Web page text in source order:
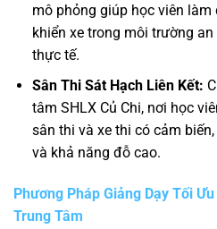
mô phỏng giúp học viên
khiển xe trong môi trường
thực tế.
Sân Thi Sát Hạch Liên Kết:
tâm SHLX Củ Chi, nơi học
sân thi và xe thi có cảm
và khả năng đỗ cao.
Phương Pháp Giảng Dạy Tối
Trung Tâm